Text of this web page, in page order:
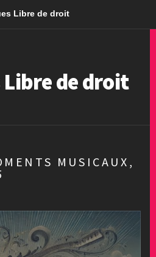
Libre de droit
de droit
MUSICAUX,